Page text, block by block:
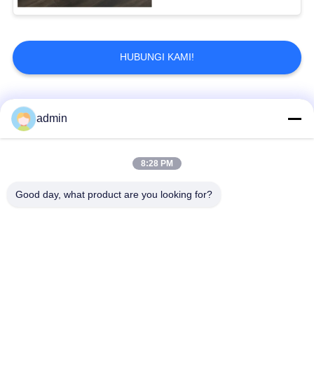
HUBUNGI KAMI!
Bad Request
Lantai ubin vinil
admin
8:28 PM
Good day, what product are you looking for?